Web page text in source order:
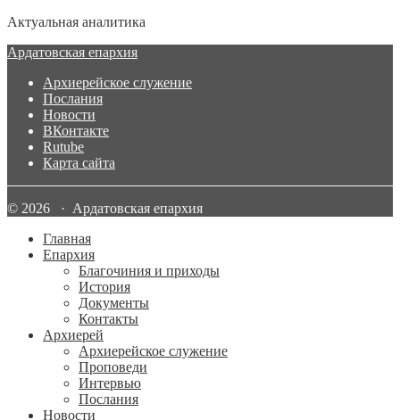
Актуальная аналитика
Ардатовская епархия
Архиерейское служение
Послания
Новости
ВКонтакте
Rutube
Карта сайта
© 2026 · Ардатовская епархия
Главная
Епархия
Благочиния и приходы
История
Документы
Контакты
Архиерей
Архиерейское служение
Проповеди
Интервью
Послания
Новости